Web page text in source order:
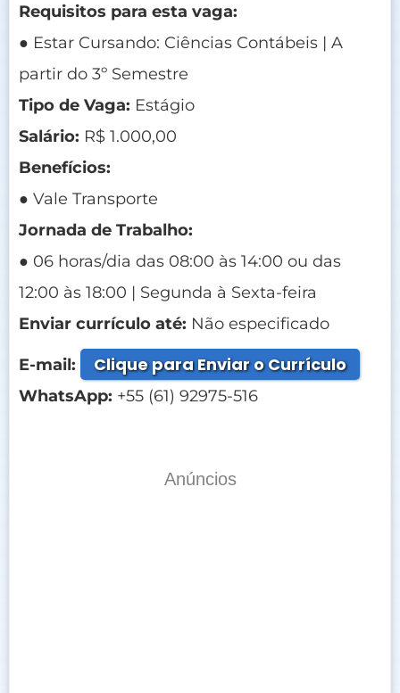
Requisitos para esta vaga:
● Estar Cursando: Ciências Contábeis | A
partir do 3º Semestre
Tipo de Vaga: Estágio
Salário: R$ 1.000,00
Benefícios:
● Vale Transporte
Jornada de Trabalho:
● 06 horas/dia das 08:00 às 14:00 ou das
12:00 às 18:00 | Segunda à Sexta-feira
Enviar currículo até: Não especificado
E-mail: Clique para Enviar o Currículo
WhatsApp: +55 (61) 92975-516
Anúncios